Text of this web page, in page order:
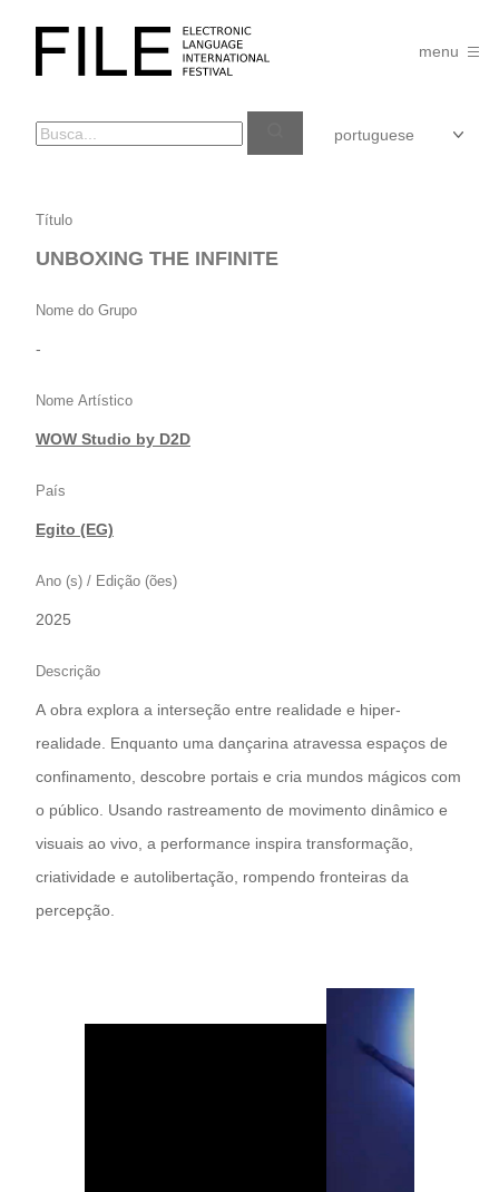
FILE
FESTIVAL
menu
UNBOXING
THE
Título
UNBOXING THE INFINITE
Nome do Grupo
-
Nome Artístico
WOW Studio by D2D
País
Egito (EG)
Ano (s) / Edição (ões)
2025
Descrição
A obra explora a interseção entre realidade e hiper-
realidade. Enquanto uma dançarina atravessa espaços de
confinamento, descobre portais e cria mundos mágicos com
o público. Usando rastreamento de movimento dinâmico e
visuais ao vivo, a performance inspira transformação,
criatividade e autolibertação, rompendo fronteiras da
percepção.